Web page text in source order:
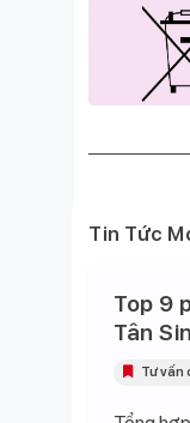
Tin Tức
Top 9
Tân
Tư vấn